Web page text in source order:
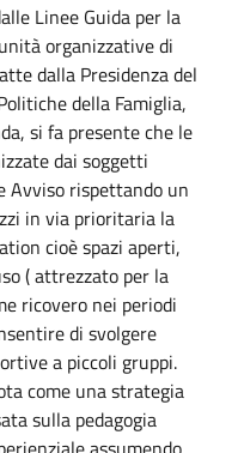
Linee Guida per la
organizzative di
dalla Presidenza del
della Famiglia,
si fa presente che le
dai soggetti
Avviso rispettando un
in via prioritaria la
cioè spazi aperti,
( attrezzato per la
ricovero nei periodi
di svolgere
a piccoli gruppi.
come una strategia
sulla pedagogia